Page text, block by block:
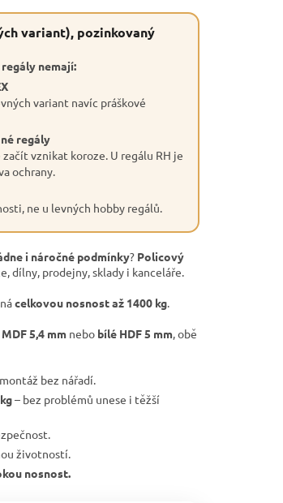
variant), pozinkovaný
nemají:
variant navíc práškové
regály
vznikat koroze. U regálu RH je
ochrany.
ne u levných hobby regálů.
i náročné podmínky? Policový
dílny, prodejny, sklady i kanceláře.
celkovou nosnost až 1400 kg.
5,4 mm nebo bílé HDF 5 mm, obě
bez nářadí.
– bez problémů unese i těžší
životností.
nosnost.